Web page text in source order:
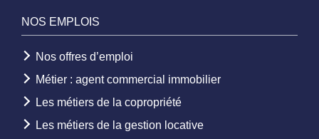
NOS EMPLOIS
Nos offres d’emploi
Métier : agent commercial immobilier
Les métiers de la copropriété
Les métiers de la gestion locative